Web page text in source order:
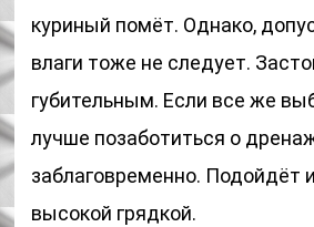
куриный помёт. Однако,
влаги тоже не следует.
губительным. Если все же
лучше позаботиться о
заблаговременно. Подойдёт
высокой грядкой.